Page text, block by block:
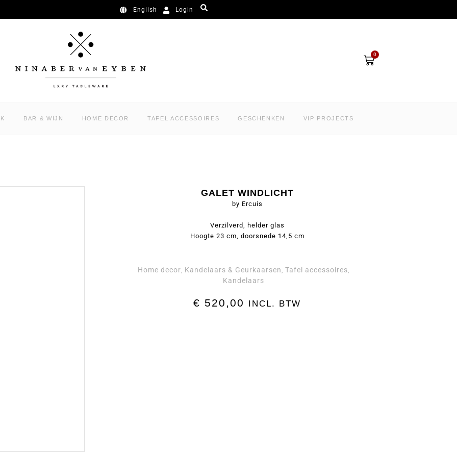
English Login
0
Winkelwagen
BAR & WIJN HOME DECOR TAFEL ACCESSOIRES GESCHENKEN VIP PROJECTS
GALET WINDLICHT
by Ercuis
Verzilverd, helder glas
Hoogte 23 cm, doorsnede 14,5 cm
Home decor, Kandelaars & Geurkaarsen , Tafel accessoires,
Kandelaars
€ 520,00 INCL. BTW